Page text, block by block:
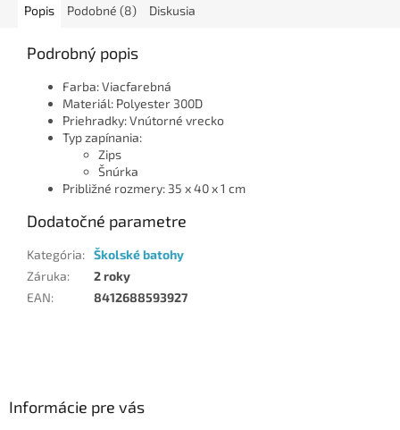
Popis Podobné (8) Diskusia
Podrobný popis
Farba: Viacfarebná
Materiál: Polyester 300D
Priehradky: Vnútorné vrecko
Typ zapínania:
Zips
Šnúrka
Približné rozmery: 35 x 40 x 1 cm
Dodatočné parametre
Kategória: Školské batohy
Záruka:
2 roky
EAN: 8412688593927
Informácie pre vás